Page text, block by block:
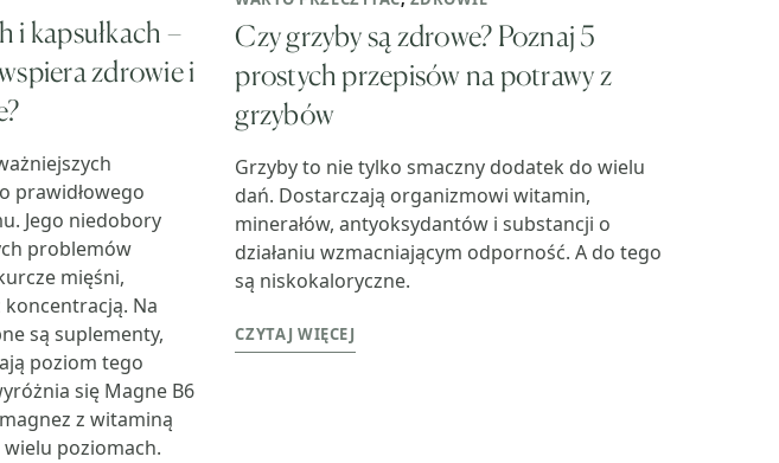
i kapsułkach –
zdrowie i
prawidłowego
Jego niedobory
problemów
mięśni,
Na
są suplementy,
poziom tego
się Magne B6
z witaminą
poziomach.
Czy grzyby są zdrowe? Poznaj 5
prostych przepisów na potrawy z
grzybów
Grzyby to nie tylko smaczny dodatek do wielu
dań. Dostarczają organizmowi witamin,
minerałów, antyoksydantów i substancji o
działaniu wzmacniającym odporność. A do tego
są niskokaloryczne.
CZYTAJ WIĘCEJ